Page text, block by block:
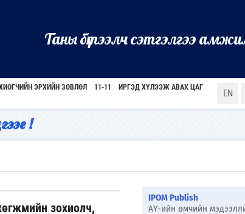
Таны бүтээлч сэтгэлгээ
EN
ЭРХИЙН ЗӨВЛӨЛ 11-11 ИРГЭД ХҮЛЭЭЖ АВАХ ЦАГ
!
зохиолч,
IPOM Publish
АҮ-ийн өмчийн